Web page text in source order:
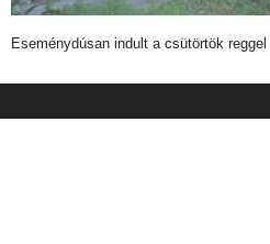
Eseménydúsan indult a csütörtök